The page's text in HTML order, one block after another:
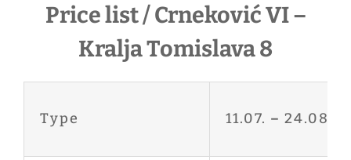
Price list / Crneković VI –
Kralja Tomislava 8
Type 11.07. – 24.08.